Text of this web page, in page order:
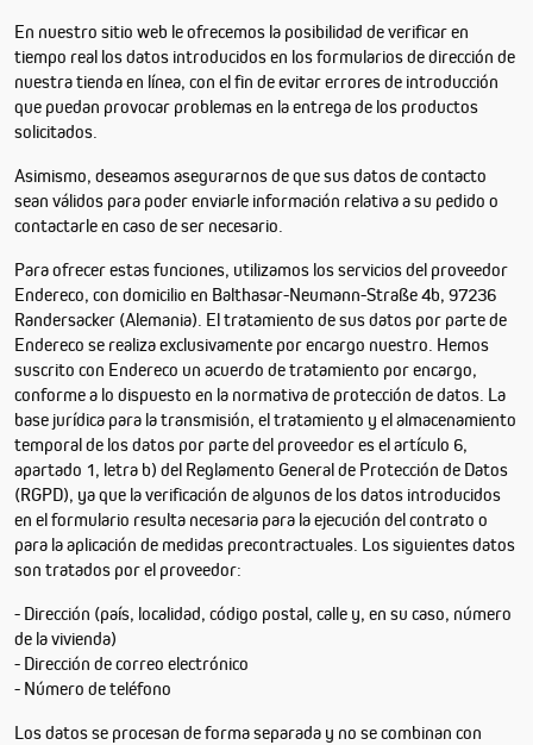
En nuestro sitio web le ofrecemos la posibilidad de verificar en
tiempo real los datos introducidos en los formularios de dirección de
nuestra tienda en línea, con el fin de evitar errores de introducción
que puedan provocar problemas en la entrega de los productos
solicitados.
Asimismo, deseamos asegurarnos de que sus datos de contacto
sean válidos para poder enviarle información relativa a su pedido o
contactarle en caso de ser necesario.
Para ofrecer estas funciones, utilizamos los servicios del proveedor
Endereco, con domicilio en Balthasar-Neumann-Straße 4b, 97236
Randersacker (Alemania). El tratamiento de sus datos por parte de
Endereco se realiza exclusivamente por encargo nuestro. Hemos
suscrito con Endereco un acuerdo de tratamiento por encargo,
conforme a lo dispuesto en la normativa de protección de datos. La
base jurídica para la transmisión, el tratamiento y el almacenamiento
temporal de los datos por parte del proveedor es el artículo 6,
apartado 1, letra b) del Reglamento General de Protección de Datos
(RGPD), ya que la verificación de algunos de los datos introducidos
en el formulario resulta necesaria para la ejecución del contrato o
para la aplicación de medidas precontractuales. Los siguientes datos
son tratados por el proveedor:
- Dirección (país, localidad, código postal, calle y, en su caso, número
de la vivienda)
- Dirección de correo electrónico
- Número de teléfono
Los datos se procesan de forma separada y no se combinan con